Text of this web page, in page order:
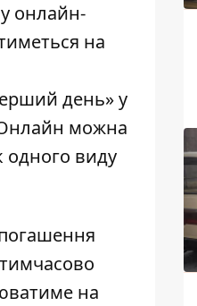
онлайн-
на
день» у
Онлайн можна
одного виду
на